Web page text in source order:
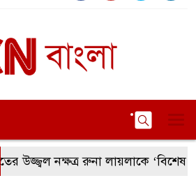
নক্ষত্র রুনা লায়লাকে ‘বিশেষ